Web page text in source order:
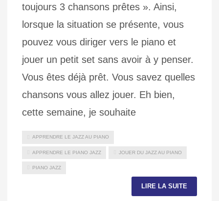
toujours 3 chansons prêtes ». Ainsi,
lorsque la situation se présente, vous
pouvez vous diriger vers le piano et
jouer un petit set sans avoir à y penser.
Vous êtes déjà prêt. Vous savez quelles
chansons vous allez jouer. Eh bien,
cette semaine, je souhaite
APPRENDRE LE JAZZ AU PIANO
APPRENDRE LE PIANO JAZZ JOUER DU JAZZ AU PIANO
PIANO JAZZ
LIRE LA SUITE